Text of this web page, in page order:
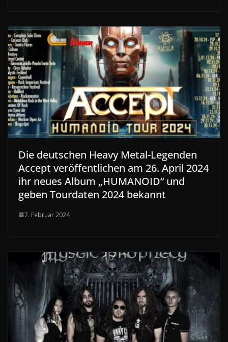
Die deutschen Heavy Metal-Legenden
Accept veröffentlichen am 26. April 2024
ihr neues Album „HUMANOID“ und
geben Tourdaten 2024 bekannt
7. Februar 2024